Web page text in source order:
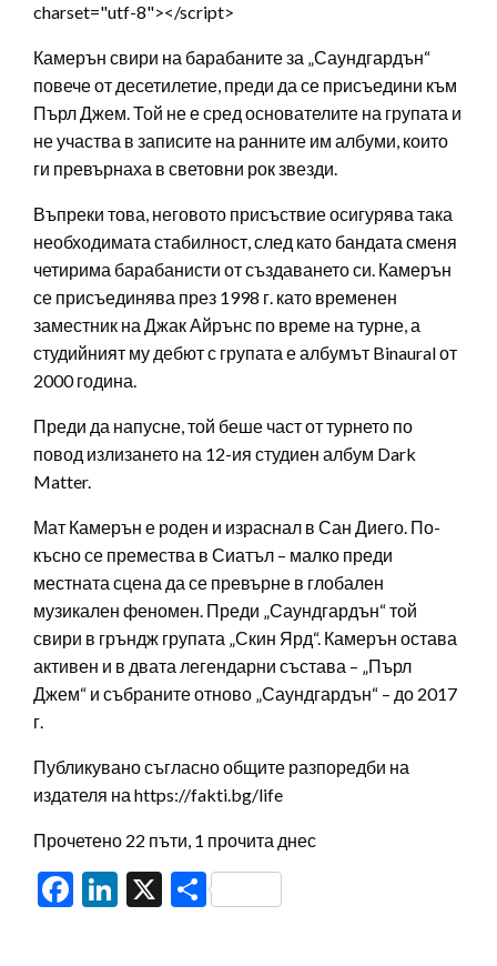
charset="utf-8"></script>
Камерън свири на барабаните за „Саундгардън“
повече от десетилетие, преди да се присъедини към
Пърл Джем. Той не е сред основателите на групата и
не участва в записите на ранните им албуми, които
ги превърнаха в световни рок звезди.
Въпреки това, неговото присъствие осигурява така
необходимата стабилност, след като бандата сменя
четирима барабанисти от създаването си. Камерън
се присъединява през 1998 г. като временен
заместник на Джак Айрънс по време на турне, а
студийният му дебют с групата е албумът Binaural от
2000 година.
Преди да напусне, той беше част от турнето по
повод излизането на 12-ия студиен албум Dark
Matter.
Мат Камерън е роден и израснал в Сан Диего. По-
късно се премества в Сиатъл – малко преди
местната сцена да се превърне в глобален
музикален феномен. Преди „Саундгардън“ той
свири в гръндж групата „Скин Ярд“. Камерън остава
активен и в двата легендарни състава – „Пърл
Джем“ и събраните отново „Саундгардън“ – до 2017
г.
Публикувано съгласно общите разпоредби на
издателя на https://fakti.bg/life
Прочетено 22 пъти, 1 прочита днес
Facebook
LinkedIn
X Share